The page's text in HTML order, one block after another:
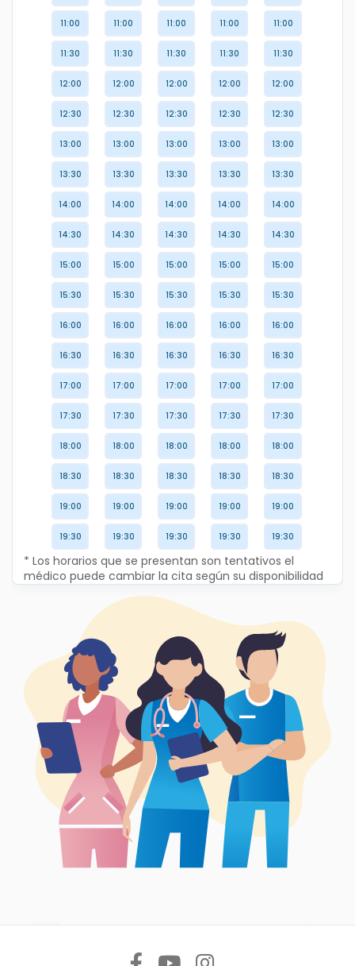
11:00
11:30
12:00
12:30
13:00
13:30
14:00
14:30
15:00
15:30
16:00
16:30
17:00
17:30
18:00
18:30
19:00
19:30
11:00
11:30
12:00
12:30
13:00
13:30
14:00
14:30
15:00
15:30
16:00
16:30
17:00
17:30
18:00
18:30
19:00
19:30
11:00
11:30
12:00
12:30
13:00
13:30
14:00
14:30
15:00
15:30
16:00
16:30
17:00
17:30
18:00
18:30
19:00
19:30
11:00
11:30
12:00
12:30
13:00
13:30
14:00
14:30
15:00
15:30
16:00
16:30
17:00
17:30
18:00
18:30
19:00
19:30
11:00
11:30
12:00
12:30
13:00
13:30
14:00
14:30
15:00
15:30
16:00
16:30
17:00
17:30
18:00
18:30
19:00
19:30
* Los horarios que se presentan son tentativos el
médico puede cambiar la cita según su disponibilidad